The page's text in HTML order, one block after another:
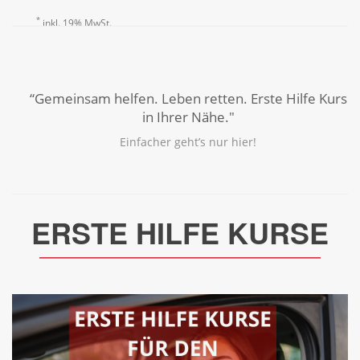
* inkl. 19% MwSt.
“Gemeinsam helfen. Leben retten. Erste Hilfe Kurs
in Ihrer Nähe."
Einfacher geht’s nur hier!
ERSTE HILFE KURSE